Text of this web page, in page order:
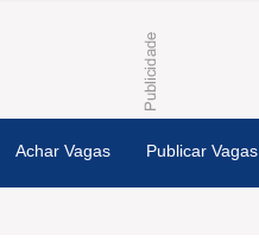
Achar Vagas Publicar Vagas